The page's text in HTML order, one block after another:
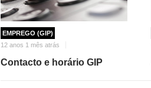
EMPREGO (GIP)
12 anos 1 mês atrás
Contacto e horário GIP